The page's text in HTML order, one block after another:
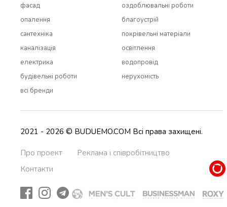
фасад
опалення
сантехніка
каналізація
електрика
будівельні роботи
всi бренди
оздоблювальні роботи
благоустрій
покрівельні матеріали
освітлення
водопровід
нерухомість
2021 - 2026 © BUDUEMO.COM Всі права захищені.
Про проект
Реклама і співробітництво
Контакти